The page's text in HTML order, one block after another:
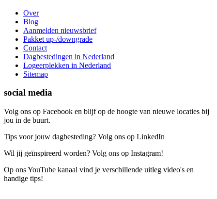
Over
Blog
Aanmelden nieuwsbrief
Pakket up-/downgrade
Contact
Dagbestedingen in Nederland
Logeerplekken in Nederland
Sitemap
social media
Volg ons op Facebook en blijf op de hoogte van nieuwe locaties bij
jou in de buurt.
Tips voor jouw dagbesteding? Volg ons op LinkedIn
Wil jij geïnspireerd worden? Volg ons op Instagram!
Op ons YouTube kanaal vind je verschillende uitleg video's en
handige tips!